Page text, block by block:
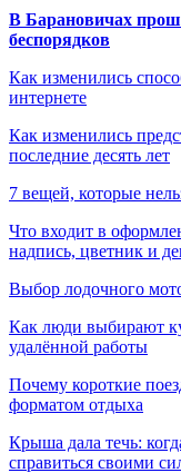
В Барановичах
беспорядков
Как изменились
интернете
Как изменились
последние десять лет
7 вещей, которые
Что входит в
надпись, цветник и
Выбор лодочного
Как люди выбирают
удалённой работы
Почему короткие
форматом отдыха
Крыша дала течь:
справиться своими